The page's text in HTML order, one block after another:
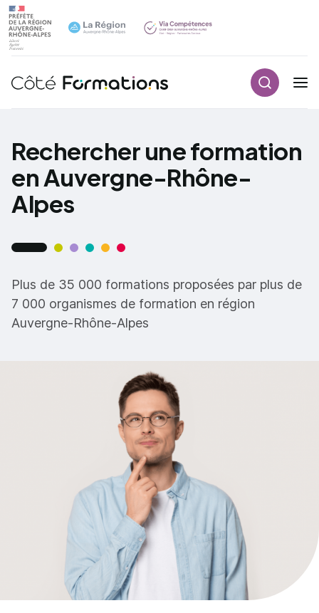
Navigation principale
Rechercher une formation
en Auvergne-Rhône-
Alpes
Plus de 35 000 formations proposées par plus de
7 000 organismes de formation en région
Auvergne-Rhône-Alpes